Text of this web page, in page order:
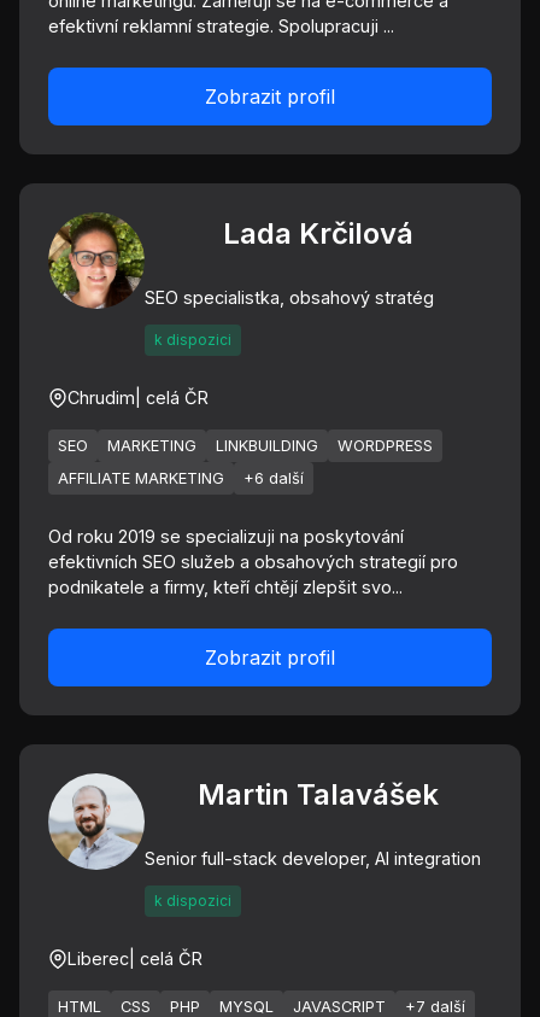
efektivní reklamní strategie. Spolupracuji ...
Zobrazit profil
Lada Krčilová
SEO specialistka, obsahový stratég
k dispozici
Chrudim | celá ČR
SEO MARKETING LINKBUILDING
WORDPRESS
AFFILIATE MARKETING
+6 další
Od roku 2019 se specializuji na poskytování
efektivních SEO služeb a obsahových strategií pro
podnikatele a firmy, kteří chtějí zlepšit svo...
Zobrazit profil
Martin Talavášek
Senior full-stack developer, AI integration
k dispozici
Liberec | celá ČR
HTML CSS PHP MYSQL JAVASCRIPT +7 další